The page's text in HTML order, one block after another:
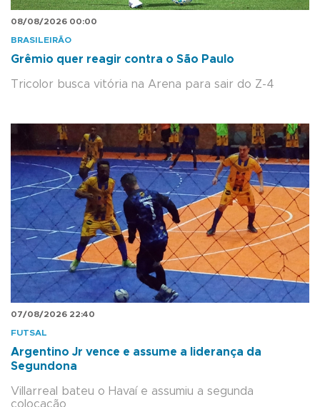
08/08/2026 00:00
BRASILEIRÃO
Grêmio quer reagir contra o São Paulo
Tricolor busca vitória na Arena para sair do Z-4
07/08/2026 22:40
FUTSAL
Argentino Jr vence e assume a liderança da
Segundona
Villarreal bateu o Havaí e assumiu a segunda
colocação